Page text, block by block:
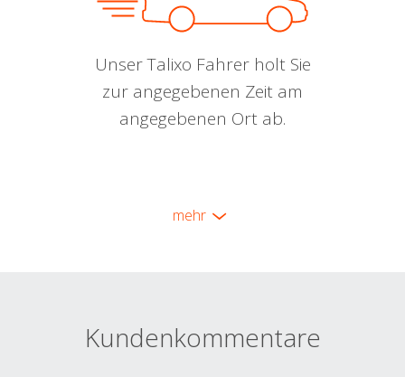
Unser Talixo Fahrer holt Sie
zur angegebenen Zeit am
angegebenen Ort ab.
mehr
Kundenkommentare